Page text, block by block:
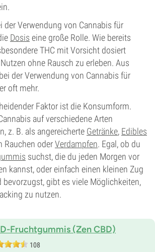
der Verwendung von Cannabis für
Dosis eine große Rolle. Wie bereits
THC mit Vorsicht dosiert
ohne Rausch zu erleben. Aus
der Verwendung von Cannabis für
oft mehr.
Faktor ist die Konsumform.
auf verschiedene Arten
z. B. als angereicherte Getränke, Edibles
Rauchen oderVerdampfen. Egal, ob du
suchst, die du jeden Morgen vor
kannst, oder einfach einen kleinen Zug
bevorzugst, gibt es viele Möglichkeiten,
zu nutzen.
Fruchtgummis (Zen CBD)
108